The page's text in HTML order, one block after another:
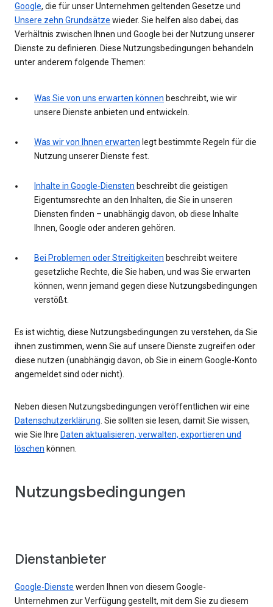
Google, die für unser Unternehmen geltenden Gesetze und
Unsere zehn Grundsätze wieder. Sie helfen also dabei, das
Verhältnis zwischen Ihnen und Google bei der Nutzung unserer
Dienste zu definieren. Diese Nutzungsbedingungen behandeln
unter anderem folgende Themen:
Was Sie von uns erwarten können beschreibt, wie wir
unsere Dienste anbieten und entwickeln.
Was wir von Ihnen erwarten legt bestimmte Regeln für die
Nutzung unserer Dienste fest.
Inhalte in Google-Diensten beschreibt die geistigen
Eigentumsrechte an den Inhalten, die Sie in unseren
Diensten finden – unabhängig davon, ob diese Inhalte
Ihnen, Google oder anderen gehören.
Bei Problemen oder Streitigkeiten beschreibt weitere
gesetzliche Rechte, die Sie haben, und was Sie erwarten
können, wenn jemand gegen diese Nutzungsbedingungen
verstößt.
Es ist wichtig, diese Nutzungsbedingungen zu verstehen, da Sie
ihnen zustimmen, wenn Sie auf unsere Dienste zugreifen oder
diese nutzen (unabhängig davon, ob Sie in einem Google-Konto
angemeldet sind oder nicht).
Neben diesen Nutzungsbedingungen veröffentlichen wir eine
Datenschutzerklärung . Sie sollten sie lesen, damit Sie wissen,
wie Sie Ihre Daten aktualisieren, verwalten, exportieren und
löschen können.
Nutzungsbedingungen
Dienstanbieter
Google-Dienste werden Ihnen von diesem Google-
Unternehmen zur Verfügung gestellt, mit dem Sie zu diesem